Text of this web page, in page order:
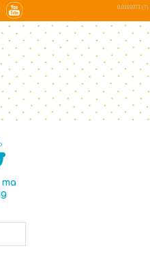
та
0.0191071 (7)